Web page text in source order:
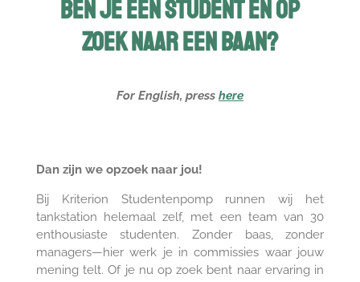
ben je een student en op
zoek naar een baan?
For English, press here
Dan zijn we opzoek naar jou!
Bij Kriterion Studentenpomp runnen wij het
tankstation helemaal zelf, met een team van 30
enthousiaste studenten. Zonder baas, zonder
managers—hier werk je in commissies waar jouw
mening telt. Of je nu op zoek bent naar ervaring in